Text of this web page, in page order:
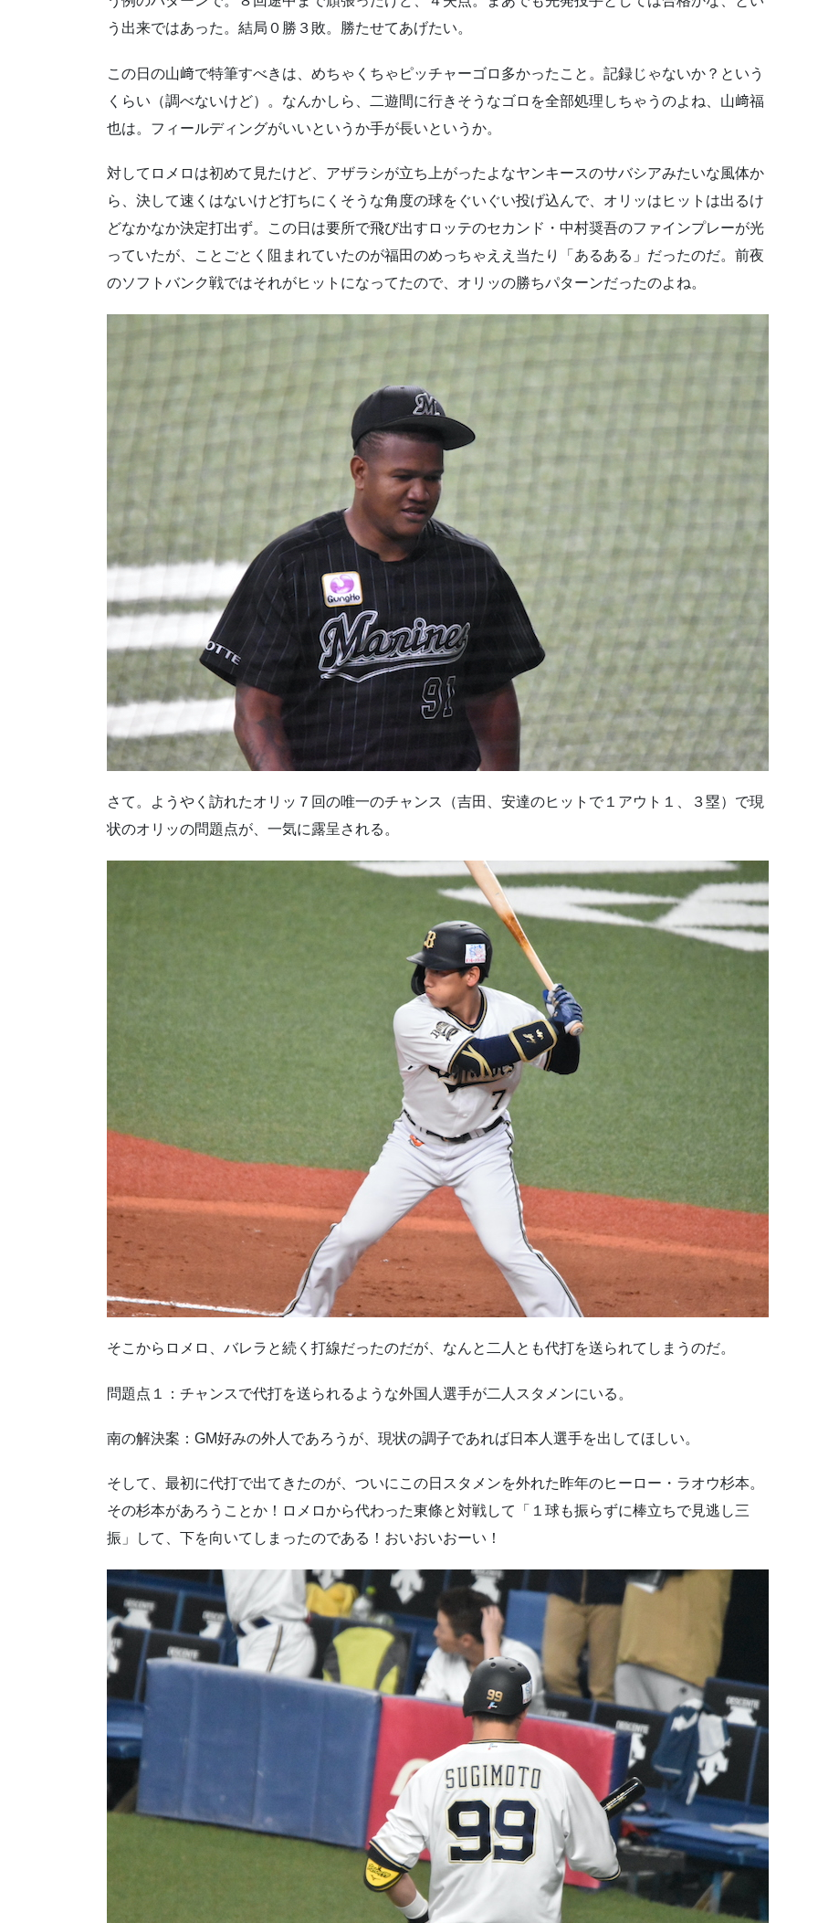
う出来ではあった。結局０勝３敗。勝たせてあげたい。
この日の山﨑で特筆すべきは、めちゃくちゃピッチャーゴロ多かったこと。記録じゃないか？という
くらい（調べないけど）。なんかしら、二遊間に行きそうなゴロを全部処理しちゃうのよね、山﨑福
也は。フィールディングがいいというか手が長いというか。
対してロメロは初めて見たけど、アザラシが立ち上がったよなヤンキースのサバシアみたいな風体か
ら、決して速くはないけど打ちにくそうな角度の球をぐいぐい投げ込んで、オリッはヒットは出るけ
どなかなか決定打出ず。この日は要所で飛び出すロッテのセカンド・中村奨吾のファインプレーが光
っていたが、ことごとく阻まれていたのが福田のめっちゃええ当たり「あるある」だったのだ。前夜
のソフトバンク戦ではそれがヒットになってたので、オリッの勝ちパターンだったのよね。
さて。ようやく訪れたオリッ７回の唯一のチャンス（吉田、安達のヒットで１アウト１、３塁）で現
状のオリッの問題点が、一気に露呈される。
そこからロメロ、バレラと続く打線だったのだが、なんと二人とも代打を送られてしまうのだ。
問題点１：チャンスで代打を送られるような外国人選手が二人スタメンにいる。
南の解決案：GM好みの外人であろうが、現状の調子であれば日本人選手を出してほしい。
そして、最初に代打で出てきたのが、ついにこの日スタメンを外れた昨年のヒーロー・ラオウ杉本。
その杉本があろうことか！ロメロから代わった東條と対戦して「１球も振らずに棒立ちで見逃し三
振」して、下を向いてしまったのである！おいおいおーい！